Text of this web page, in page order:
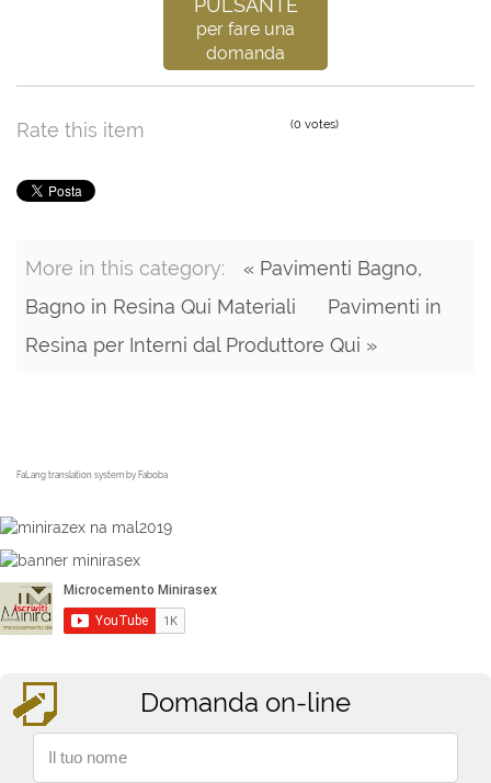
Pulsante
per fare una
domanda
Rate this item (0 votes)
More in this category:
« Pavimenti Bagno,
Bagno in Resina Qui Materiali
Pavimenti in
Resina per Interni dal Produttore Qui »
FaLang translation system by Faboba
Domanda on-line
Il tuo nome